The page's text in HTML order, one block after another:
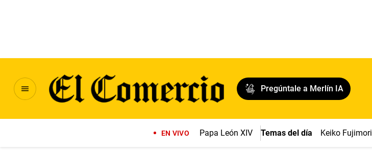
Pregúntale a Merlín IA
EN VIVO Papa León XIV Temas del día Keiko Fujimori